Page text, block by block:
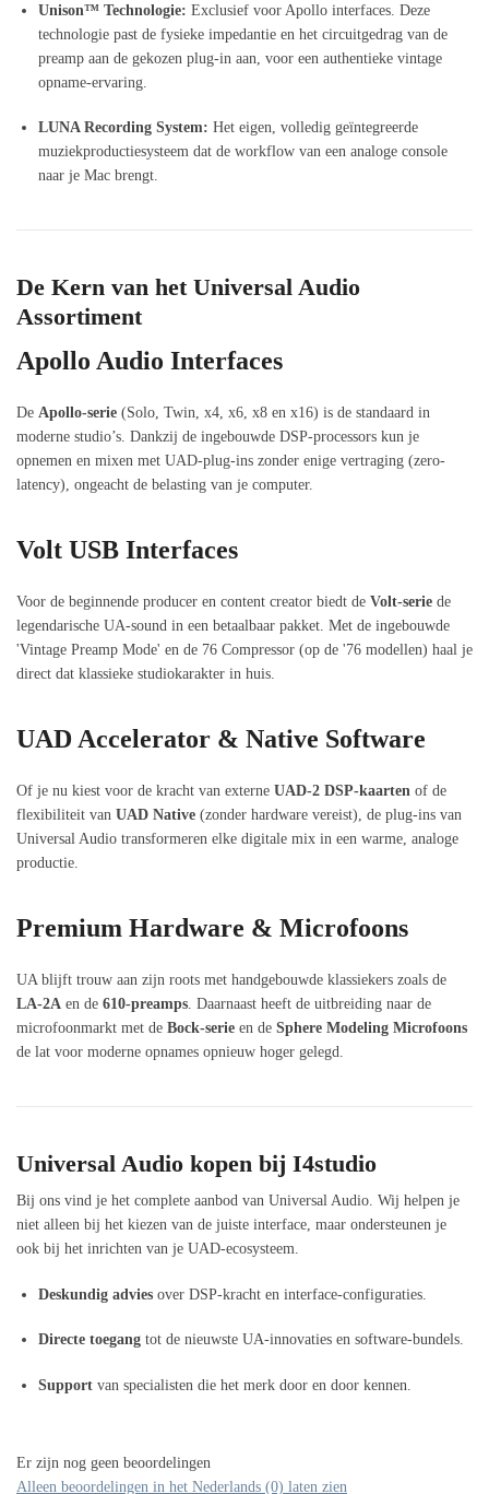
Unison™ Technologie: Exclusief voor Apollo interfaces. Deze
technologie past de fysieke impedantie en het circuitgedrag van de
preamp aan de gekozen plug-in aan, voor een authentieke vintage
opname-ervaring.
LUNA Recording System: Het eigen, volledig geïntegreerde
muziekproductiesysteem dat de workflow van een analoge console
naar je Mac brengt.
De Kern van het Universal Audio
Assortiment
Apollo Audio Interfaces
De Apollo-serie (Solo, Twin, x4, x6, x8 en x16) is de standaard in
moderne studio’s. Dankzij de ingebouwde DSP-processors kun je
opnemen en mixen met UAD-plug-ins zonder enige vertraging (zero-
latency), ongeacht de belasting van je computer.
Volt USB Interfaces
Voor de beginnende producer en content creator biedt de Volt-serie de
legendarische UA-sound in een betaalbaar pakket. Met de ingebouwde
'Vintage Preamp Mode' en de 76 Compressor (op de '76 modellen) haal je
direct dat klassieke studiokarakter in huis.
UAD Accelerator & Native Software
Of je nu kiest voor de kracht van externe UAD-2 DSP-kaarten of de
flexibiliteit van UAD Native (zonder hardware vereist), de plug-ins van
Universal Audio transformeren elke digitale mix in een warme, analoge
productie.
Premium Hardware & Microfoons
UA blijft trouw aan zijn roots met handgebouwde klassiekers zoals de
LA-2A en de 610-preamps. Daarnaast heeft de uitbreiding naar de
microfoonmarkt met de Bock-serie en de Sphere Modeling Microfoons
de lat voor moderne opnames opnieuw hoger gelegd.
Universal Audio kopen bij I4studio
Bij ons vind je het complete aanbod van Universal Audio. Wij helpen je
niet alleen bij het kiezen van de juiste interface, maar ondersteunen je
ook bij het inrichten van je UAD-ecosysteem.
Deskundig advies over DSP-kracht en interface-configuraties.
Directe toegang tot de nieuwste UA-innovaties en software-bundels.
Support van specialisten die het merk door en door kennen.
Er zijn nog geen beoordelingen
Alleen beoordelingen in het Nederlands (0) laten zien